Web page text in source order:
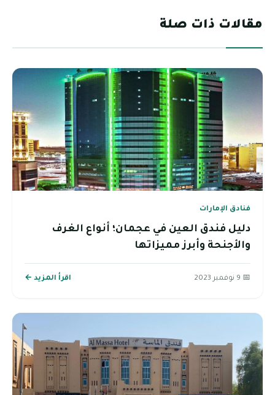
مقالات ذات صلة
فنادق الإمارات
دليل فندق العين في عجمان؛ أنواع الغرف
والأجنحة وأبرز مميزاتها
📅 9 نوفمبر 2023 اقرأ المزيد ←